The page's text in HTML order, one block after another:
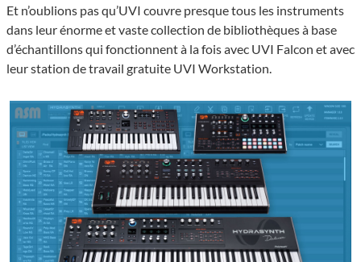
Et n’oublions pas qu’UVI couvre presque tous les instruments
dans leur énorme et vaste collection de bibliothèques à base
d’échantillons qui fonctionnent à la fois avec UVI Falcon et avec
leur station de travail gratuite UVI Workstation.